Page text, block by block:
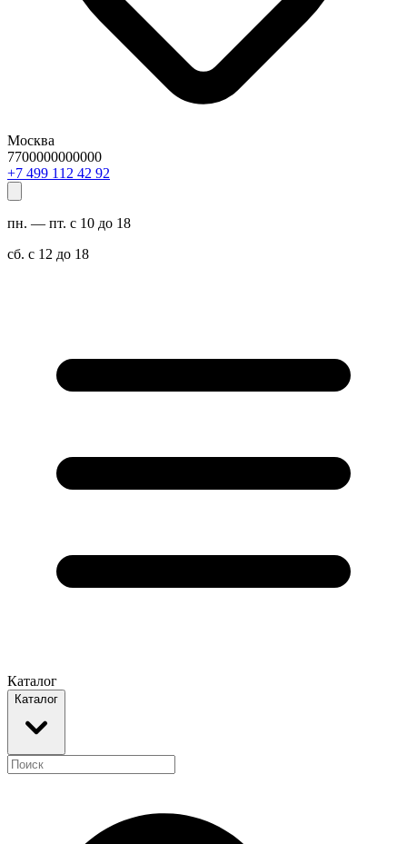
Москва
7700000000000
29 24 211 994 7+
пн. — пт. с 10 до 18
сб. с 12 до 18
Каталог
Каталог